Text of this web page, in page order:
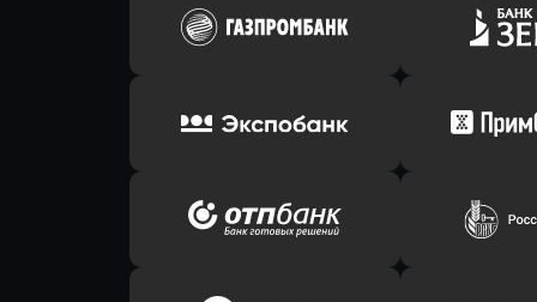
Оправить заявку
в Сбербанк
в Т-Банк
в Газпромбанк
в
Оправить заявку
в Экспобанк
в